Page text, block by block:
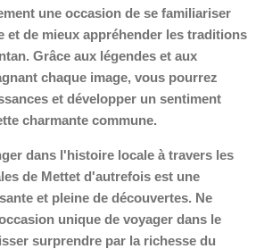
une occasion de se familiariser
et de mieux appréhender les traditions
Grâce aux légendes et aux
chaque image, vous pourrez
et développer un sentiment
charmante commune.
dans l'histoire locale à travers les
de Mettet d'autrefois est une
et pleine de découvertes. Ne
unique de voyager dans le
surprendre par la richesse du